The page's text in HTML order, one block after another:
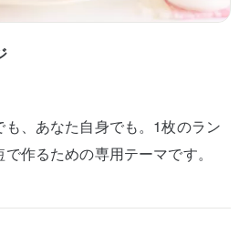
、あなた自身でも。1枚のラン
作るための専用テーマです。